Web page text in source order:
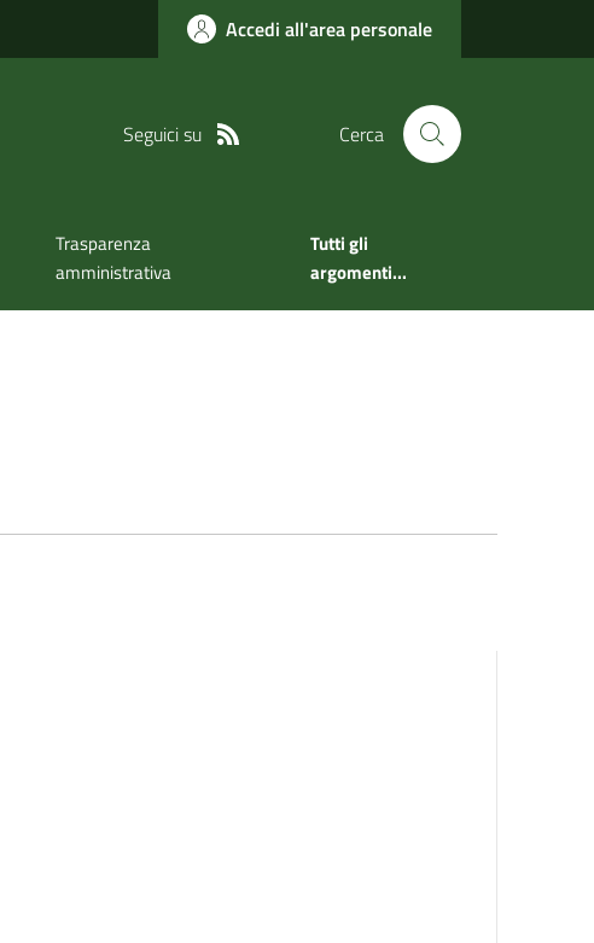
Accedi all'area personale
Seguici su Cerca
Trasparenza
amministrativa
Tutti gli
argomenti...